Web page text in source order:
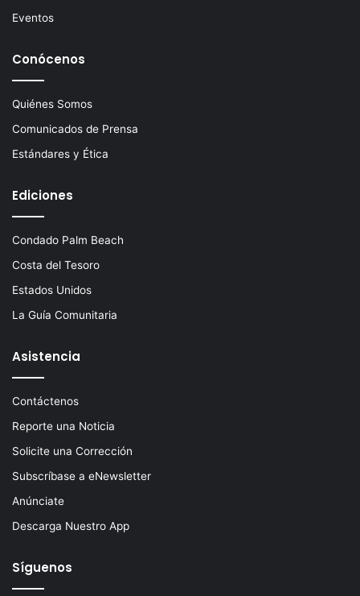
Eventos
Conócenos
Quiénes Somos
Comunicados de Prensa
Estándares y Ética
Ediciones
Condado Palm Beach
Costa del Tesoro
Estados Unidos
La Guía Comunitaria
Asistencia
Contáctenos
Reporte una Noticia
Solicite una Corrección
Subscríbase a eNewsletter
Anúnciate
Descarga Nuestro App
Síguenos